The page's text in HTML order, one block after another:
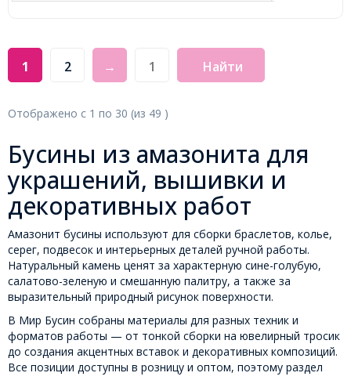
1 2 → Найти
Отображено с 1 по 30 (из 49 )
Бусины из амазонита для
украшений, вышивки и
декоративных работ
Амазонит бусины используют для сборки браслетов, колье,
серег, подвесок и интерьерных деталей ручной работы.
Натуральный камень ценят за характерную сине-голубую,
салатово-зеленую и смешанную палитру, а также за
выразительный природный рисунок поверхности.
В Мир Бусин собраны материалы для разных техник и
форматов работы — от тонкой сборки на ювелирный тросик
до создания акцентных вставок и декоративных композиций.
Все позиции доступны в розницу и оптом, поэтому раздел